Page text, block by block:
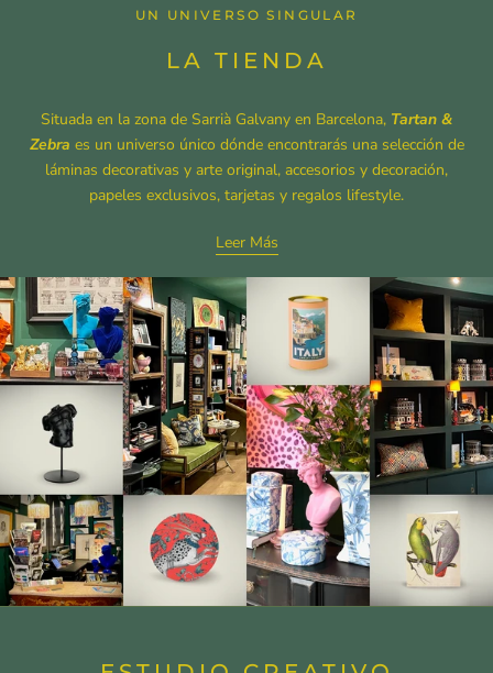
UN UNIVERSO SINGULAR
LA TIENDA
Situada en la zona de Sarrià Galvany en Barcelona, Tartan &
Zebra es un universo único dónde encontrarás una selección de
láminas decorativas y arte original, accesorios y decoración,
papeles exclusivos, tarjetas y regalos lifestyle.
Leer Más